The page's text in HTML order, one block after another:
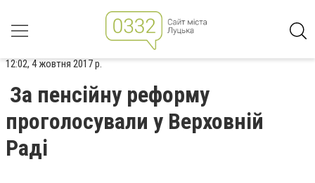
12:02, 4 жовтня 2017 р.
За пенсійну реформу
проголосували у Верховній
Раді